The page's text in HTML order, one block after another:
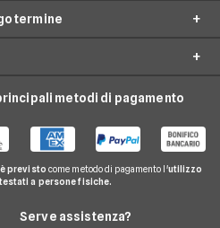
termine
metodi di pagamento
è previsto come metodo di pagamento l'utilizzo
a persone fisiche.
Serve assistenza?